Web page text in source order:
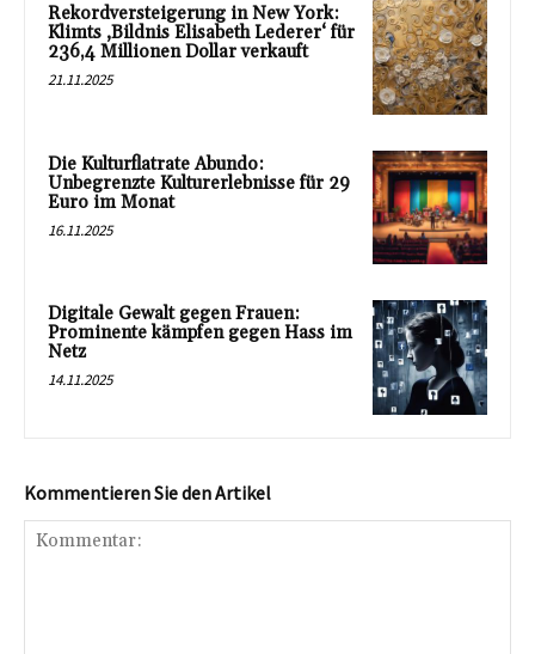
Rekordversteigerung in New York:
Klimts ‚Bildnis Elisabeth Lederer‘ für
236,4 Millionen Dollar verkauft
21.11.2025
Die Kulturflatrate Abundo:
Unbegrenzte Kulturerlebnisse für 29
Euro im Monat
16.11.2025
Digitale Gewalt gegen Frauen:
Prominente kämpfen gegen Hass im
Netz
14.11.2025
Kommentieren Sie den Artikel